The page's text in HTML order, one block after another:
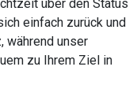
über den Status
einfach zurück und
während unser
zu Ihrem Ziel in